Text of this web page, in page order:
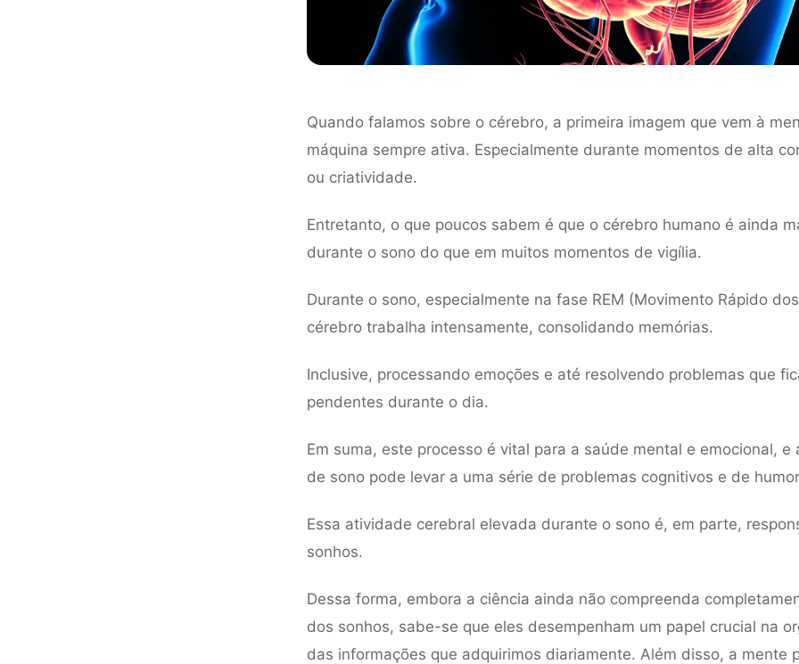
Quando falamos sobre o cérebro, a primeira imagem que vem à
máquina sempre ativa. Especialmente durante momentos de alta
ou criatividade.
Entretanto, o que poucos sabem é que o cérebro humano é ainda
durante o sono do que em muitos momentos de vigília.
Durante o sono, especialmente na fase REM (Movimento Rápido
cérebro trabalha intensamente, consolidando memórias.
Inclusive, processando emoções e até resolvendo problemas que
pendentes durante o dia.
Em suma, este processo é vital para a saúde mental e emocional, e
de sono pode levar a uma série de problemas cognitivos e de
Essa atividade cerebral elevada durante o sono é, em parte,
sonhos.
Dessa forma, embora a ciência ainda não compreenda
dos sonhos, sabe-se que eles desempenham um papel crucial na
das informações que adquirimos diariamente. Além disso, a mente